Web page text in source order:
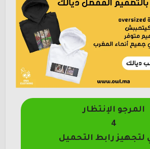
المرجو الإنتظار
4
لتجهيز رابط التحميل